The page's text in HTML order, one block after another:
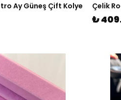
Ay Güneş Çift Kolye Çelik
₺